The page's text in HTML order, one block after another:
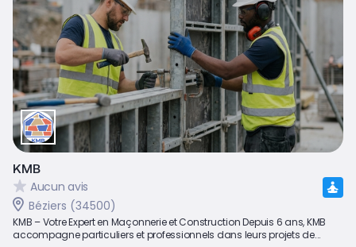
KMB
Aucun avis
Béziers (34500)
KMB – Votre Expert en Maçonnerie et Construction Depuis 6 ans, KMB
accompagne particuliers et professionnels dans leurs projets de...